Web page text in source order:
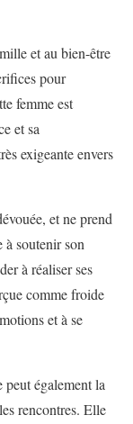
et au bien-être
pour
femme est
et sa
exigeante envers
et ne prend
à soutenir son
à réaliser ses
comme froide
et à se
également la
rencontres. Elle